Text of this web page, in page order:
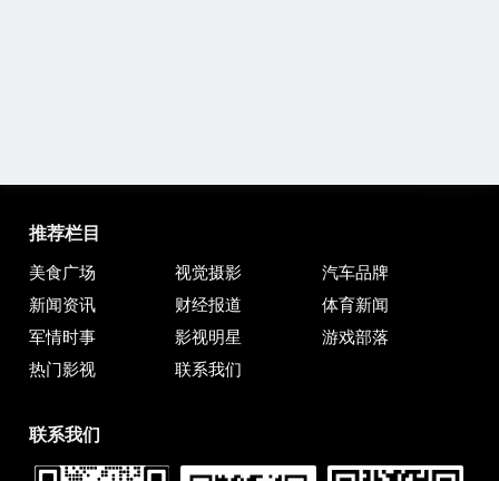
推荐栏目
美食广场 视觉摄影
汽车品牌
新闻资讯
财经报道
体育新闻
军情时事
影视明星
游戏部落
热门影视
联系我们
联系我们